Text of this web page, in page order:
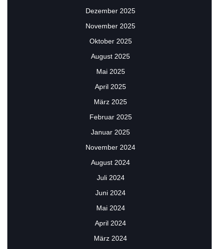
Dezember 2025
November 2025
Oktober 2025
August 2025
Mai 2025
April 2025
März 2025
Februar 2025
Januar 2025
November 2024
August 2024
Juli 2024
Juni 2024
Mai 2024
April 2024
März 2024